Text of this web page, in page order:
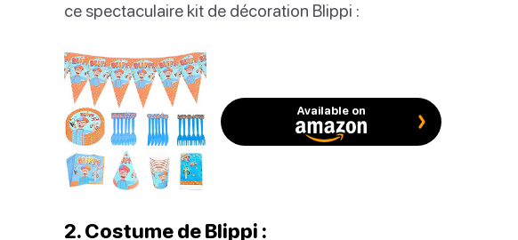
ce spectaculaire kit de décoration Blippi :
Available on
2. Costume de Blippi :